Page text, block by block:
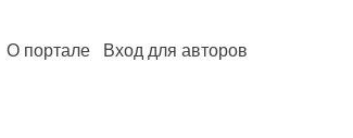
О портале Вход для авторов